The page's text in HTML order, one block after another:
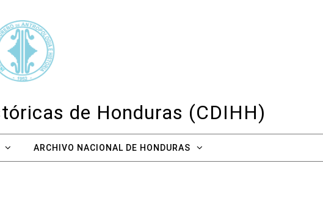
de Honduras (CDIHH)
ARCHIVO NACIONAL DE HONDURAS